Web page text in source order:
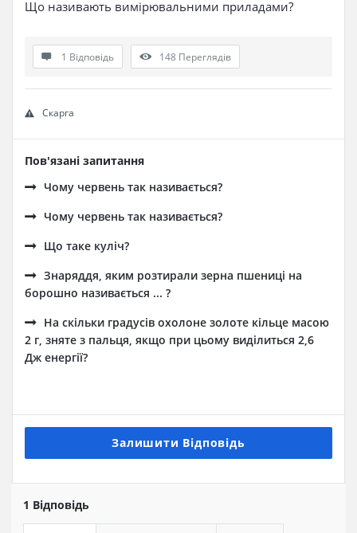
Що називають вимірювальними приладами?
1 Відповідь 148 Переглядів
Скарга
Пов'язані запитання
Чому червень так називається?
Чому червень так називається?
Що таке куліч?
Знаряддя, яким розтирали зерна пшениці на
борошно називається ... ?
На скільки градусів охолоне золоте кільце масою
2 г, зняте з пальця, якщо при цьому виділиться 2,6
Дж енергії?
Залишити Відповідь
1 Відповідь